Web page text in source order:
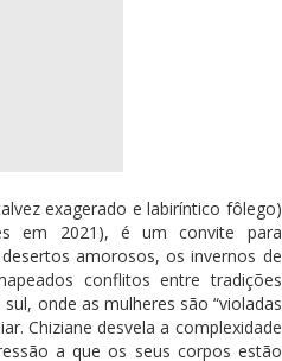
exagerado e labiríntico fôlego)
em 2021), é um convite para
amorosos, os invernos de
conflitos entre tradições
onde as mulheres são “violadas
Chiziane desvela a complexidade
ãoa que os seus corpos estão